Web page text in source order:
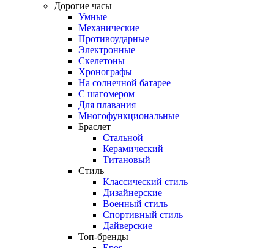
Дорогие часы
Умные
Механические
Противоударные
Электронные
Скелетоны
Хронографы
На солнечной батарее
С шагомером
Для плавания
Многофункциональные
Браслет
Стальной
Керамический
Титановый
Стиль
Классический стиль
Дизайнерские
Военный стиль
Спортивный стиль
Дайверские
Топ-бренды